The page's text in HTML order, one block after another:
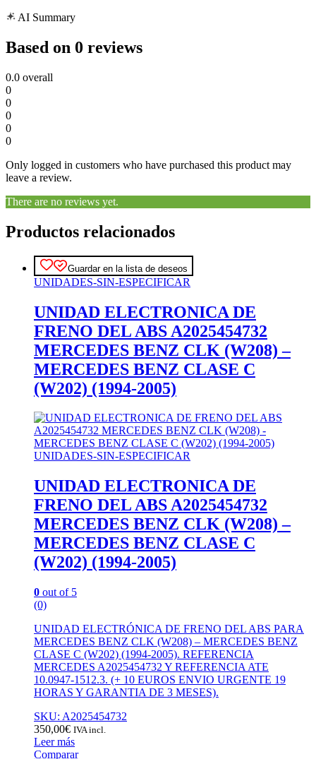
AI Summary
Based on 0 reviews
0.0 overall
0
0
0
0
0
Only logged in customers who have purchased this product may
leave a review.
There are no reviews yet.
Productos relacionados
Guardar en la lista de deseos
UNIDADES-SIN-ESPECIFICAR
UNIDAD ELECTRONICA DE
FRENO DEL ABS A2025454732
MERCEDES BENZ CLK (W208) –
MERCEDES BENZ CLASE C
(W202) (1994-2005)
UNIDADES-SIN-ESPECIFICAR
UNIDAD ELECTRONICA DE
FRENO DEL ABS A2025454732
MERCEDES BENZ CLK (W208) –
MERCEDES BENZ CLASE C
(W202) (1994-2005)
0 out of 5
(0)
UNIDAD ELECTRÓNICA DE FRENO DEL ABS PARA
MERCEDES BENZ CLK (W208) – MERCEDES BENZ
CLASE C (W202) (1994-2005). REFERENCIA
MERCEDES A2025454732 Y REFERENCIA ATE
10.0947-1512.3. (+ 10 EUROS ENVIO URGENTE 19
HORAS Y GARANTIA DE 3 MESES).
SKU: A2025454732
350,00€ IVA incl.
Leer más
Comparar